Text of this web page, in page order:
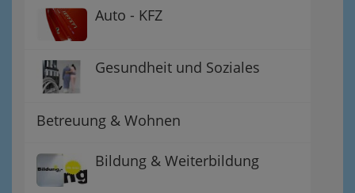
Auto - KFZ
Gesundheit und Soziales
Betreuung & Wohnen
Bildung & Weiterbildung